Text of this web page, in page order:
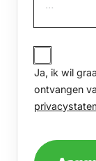
JA,
IK
WIL
GRAAG
EENS
PER
EEN
Ja, ik wil
ontvangen